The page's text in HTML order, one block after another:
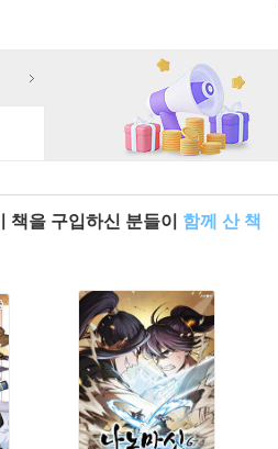
책을 구입하신 분들이 함께 산 책